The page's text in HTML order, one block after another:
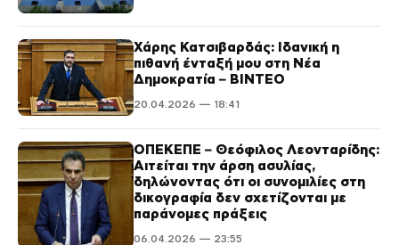
Χάρης Κατσιβαρδάς: Ιδανική η
πιθανή ένταξή μου στη Νέα
Δημοκρατία – ΒΙΝΤΕΟ
20.04.2026 — 18:41
ΟΠΕΚΕΠΕ – Θεόφιλος Λεονταρίδης:
Αιτείται την άρση ασυλίας,
δηλώνοντας ότι οι συνομιλίες στη
δικογραφία δεν σχετίζονται με
παράνομες πράξεις
06.04.2026 — 23:55